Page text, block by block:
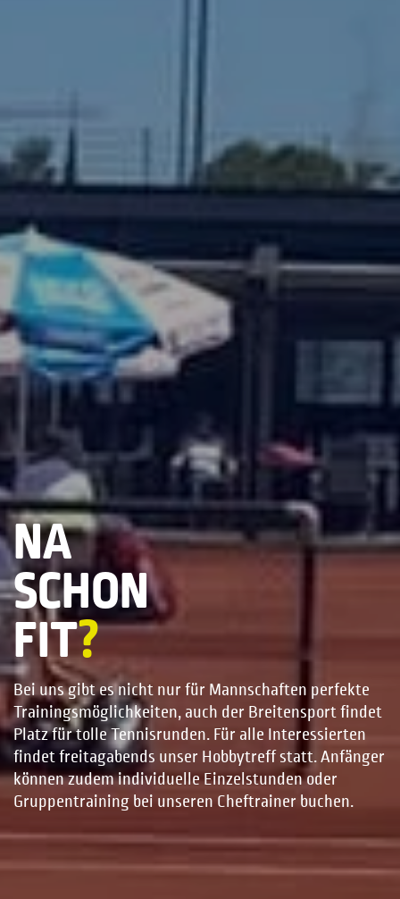
NA
SCHON
FIT?
Bei uns gibt es nicht nur für Mannschaften perfekte
Trainingsmöglichkeiten, auch der Breitensport findet
Platz für tolle Tennisrunden. Für alle Interessierten
findet freitagabends unser Hobbytreff statt. Anfänger
können zudem individuelle Einzelstunden oder
Gruppentraining bei unseren Cheftrainer buchen.